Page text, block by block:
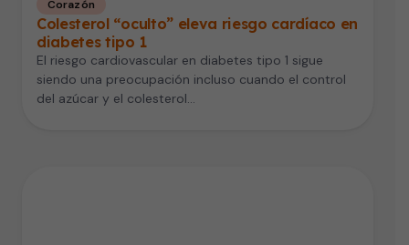
Corazón
Colesterol “oculto” eleva riesgo cardíaco en
diabetes tipo 1
El riesgo cardiovascular en diabetes tipo 1 sigue
siendo una preocupación incluso cuando el control
del azúcar y el colesterol…